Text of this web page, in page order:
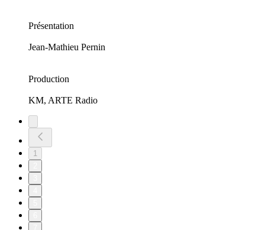
Présentation
Jean-Mathieu Pernin
Production
KM, ARTE Radio
1